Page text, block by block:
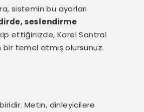
sistemin bu ayarları
seslendirme
ettiğinizde, Karel Santral
bir temel atmış olursunuz.
Metin, dinleyicilere